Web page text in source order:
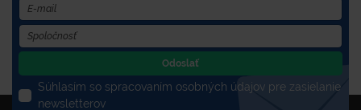
Odoslať
Súhlasím so spracovaním osobných údajov pre zasielanie
newsletterov